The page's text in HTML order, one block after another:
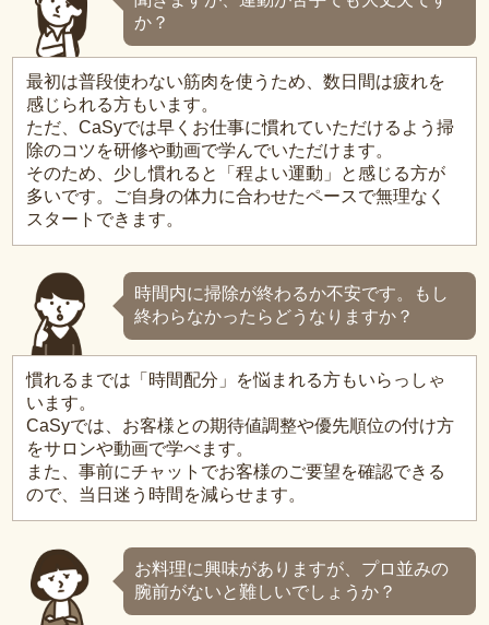
か？
最初は普段使わない筋肉を使うため、数日間は疲れを
感じられる方もいます。
ただ、CaSyでは早くお仕事に慣れていただけるよう掃
除のコツを研修や動画で学んでいただけます。
そのため、少し慣れると「程よい運動」と感じる方が
多いです。ご自身の体力に合わせたペースで無理なく
スタートできます。
時間内に掃除が終わるか不安です。もし
終わらなかったらどうなりますか？
慣れるまでは「時間配分」を悩まれる方もいらっしゃ
います。
CaSyでは、お客様との期待値調整や優先順位の付け方
をサロンや動画で学べます。
また、事前にチャットでお客様のご要望を確認できる
ので、当日迷う時間を減らせます。
お料理に興味がありますが、プロ並みの
腕前がないと難しいでしょうか？